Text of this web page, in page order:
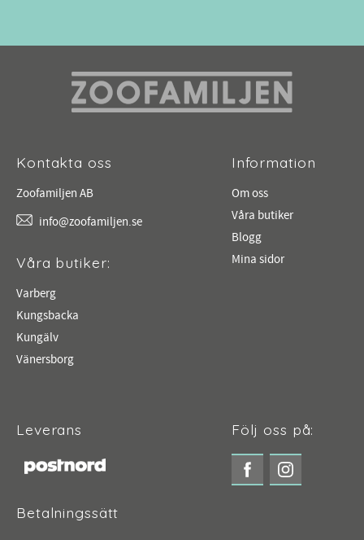
Kontakta oss
Zoofamiljen AB
info@zoofamiljen.se
Våra butiker:
Varberg
Kungsbacka
Kungälv
Vänersborg
Information
Om oss
Våra butiker
Blogg
Mina sidor
Leverans
Betalningssätt
Följ oss på: